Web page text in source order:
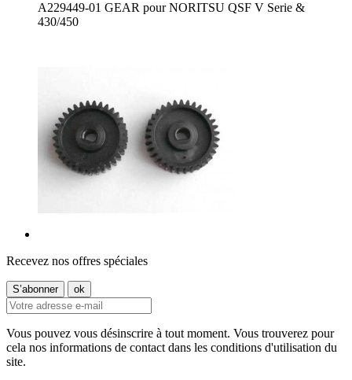
A229449-01 GEAR pour NORITSU QSF V Serie &
430/450
Recevez nos offres spéciales
Vous pouvez vous désinscrire à tout moment. Vous trouverez pour
cela nos informations de contact dans les conditions d'utilisation du
site.